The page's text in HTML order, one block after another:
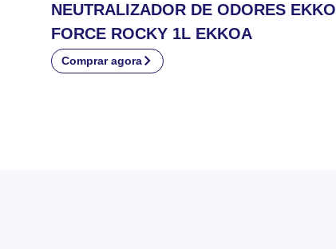
NEUTRALIZADOR DE ODORES EKKO
FORCE ROCKY 1L EKKOA
Comprar agora